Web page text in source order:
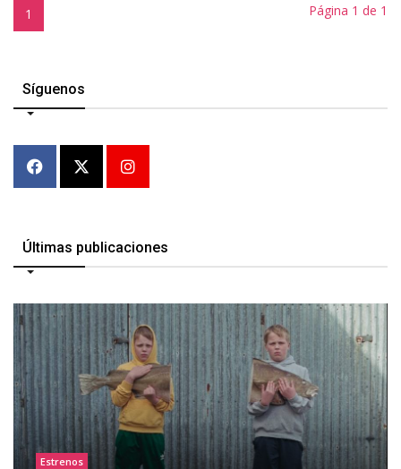
1 Página 1 de 1
Síguenos
Últimas publicaciones
Estrenos